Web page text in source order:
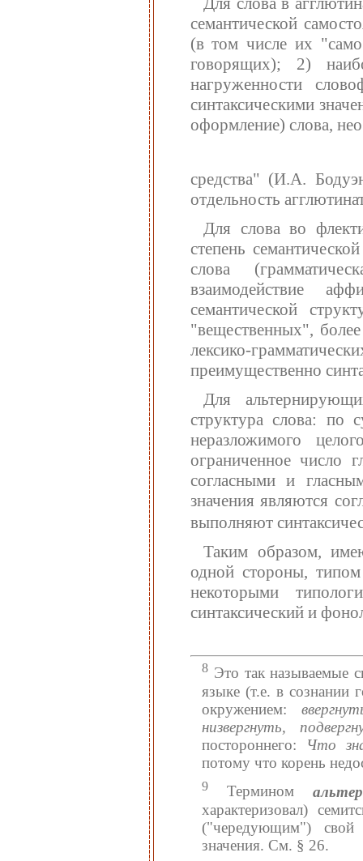
семантической
(в том числе их
говорящих); 2)
нагруженности
синтаксическими
оформление) слова,
средства" (И.А.
отдельность
Для слова во
степень
слова
взаимодействие
семантической
"вещественных",
лексико-
преимущественно
Для
структура слова: по
неразложимого
ограниченное число
согласными и
значения являются
выполняют
Таким образом,
одной стороны,
некоторыми
синтаксический и
8 Это так называемые
языке (т.е. в сознании
окружением:
низвергнуть,
постороннего: Что
потому что корень
9 Термином
характеризовал)
("чередующим") свой
значения. См. § 26.